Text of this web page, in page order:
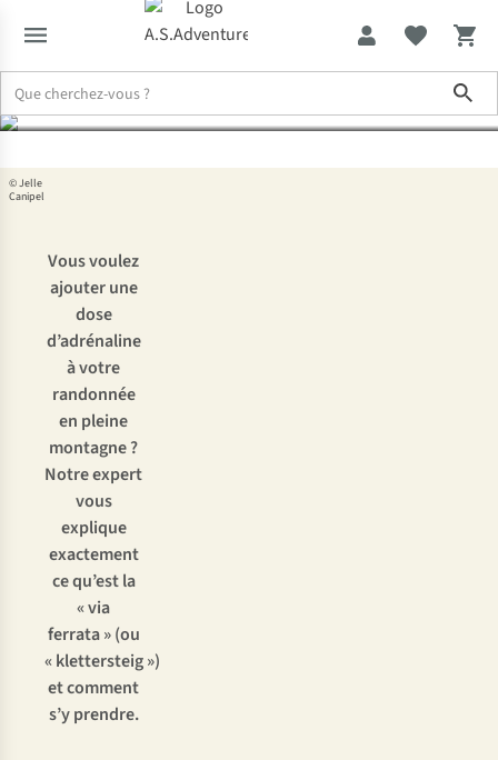
lancer
© Jelle
Canipel
Vous voulez
ajouter une
dose
d’adrénaline
à votre
randonnée
en pleine
montagne ?
Notre expert
vous
explique
exactement
ce qu’est la
« via
ferrata » (ou
« klettersteig »)
et comment
s’y prendre.